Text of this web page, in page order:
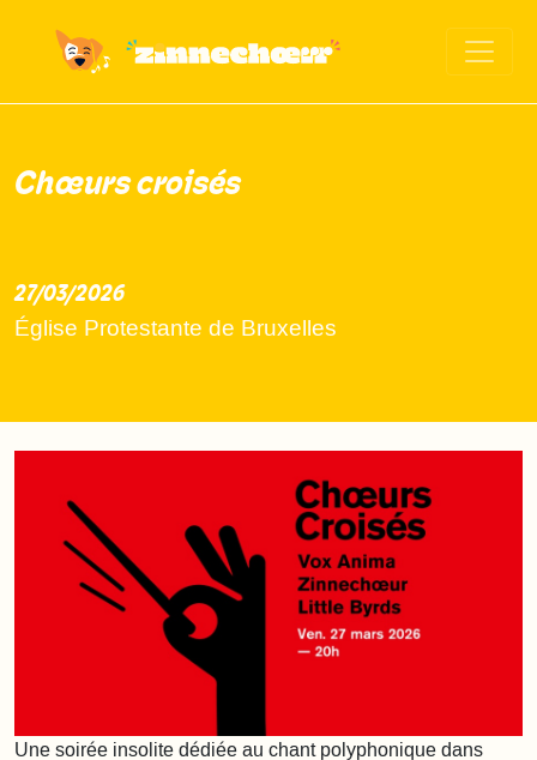
Chœurs croisés
27/03/2026
2026-03-27
Église Protestante de Bruxelles
Une soirée insolite dédiée au chant polyphonique dans